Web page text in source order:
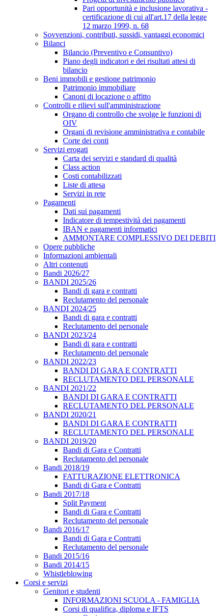
Pari opportunità e inclusione lavorativa -
certificazione di cui all'art.17 della legge
12 marzo 1999, n. 68
Sovvenzioni, contributi, sussidi, vantaggi economici
Bilanci
Bilancio (Preventivo e Consuntivo)
Piano degli indicatori e dei risultati attesi di
bilancio
Beni immobili e gestione patrimonio
Patrimonio immobiliare
Canoni di locazione o affitto
Controlli e rilievi sull'amministrazione
Organo di controllo che svolge le funzioni di
OIV
Organi di revisione amministrativa e contabile
Corte dei conti
Servizi erogati
Carta dei servizi e standard di qualità
Class action
Costi contabilizzati
Liste di attesa
Servizi in rete
Pagamenti
Dati sui pagamenti
Indicatore di tempestività dei pagamenti
IBAN e pagamenti informatici
AMMONTARE COMPLESSIVO DEI DEBITI
Opere pubbliche
Informazioni ambientali
Altri contenuti
Bandi 2026/27
BANDI 2025/26
Bandi di gara e contratti
Reclutamento del personale
BANDI 2024/25
Bandi di gara e contratti
Reclutamento del personale
BANDI 2023/24
Bandi di gara e contratti
Reclutamento del personale
BANDI 2022/23
BANDI DI GARA E CONTRATTI
RECLUTAMENTO DEL PERSONALE
BANDI 2021/22
BANDI DI GARA E CONTRATTI
RECLUTAMENTO DEL PERSONALE
BANDI 2020/21
BANDI DI GARA E CONTRATTI
RECLUTAMENTO DEL PERSONALE
BANDI 2019/20
Bandi di Gara e Contratti
Reclutamento del personale
Bandi 2018/19
FATTURAZIONE ELETTRONICA
Bandi di Gara e Contratti
Bandi 2017/18
Split Payment
Bandi di Gara e Contratti
Reclutamento del personale
Bandi 2016/17
Bandi di Gara e Contratti
Reclutamento del personale
Bandi 2015/16
Bandi 2014/15
Whistleblowing
Corsi e servizi
Genitori e studenti
INFORMAZIONI SCUOLA - FAMIGLIA
Corsi di qualifica, diploma e IFTS